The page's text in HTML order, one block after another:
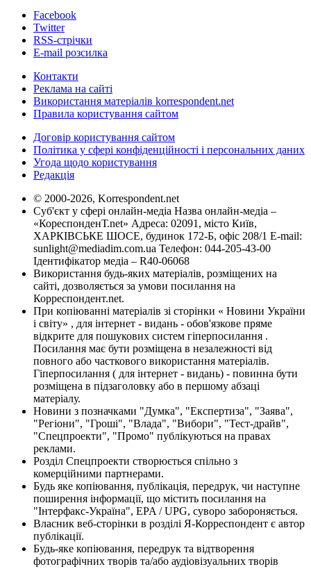
Facebook
Twitter
RSS-стрічки
E-mail розсилка
Контакти
Реклама на сайті
Використання матеріалів korrespondent.net
Правила користування сайтом
Договір користування сайтом
Політика у сфері конфіденційності і персональних даних
Угода щодо користування
Редакція
© 2000-2026, Korrespondent.net
Суб'єкт у сфері онлайн-медіа Назва онлайн-медіа –
«КореспонденТ.net» Адреса: 02091, місто Київ,
ХАРКІВСЬКЕ ШОСЕ, будинок 172-Б, офіс 208/1 E-mail:
sunlight@mediadim.com.ua Телефон: 044-205-43-00
Ідентифікатор медіа – R40-06068
Використання будь-яких матеріалів, розміщених на
сайті, дозволяється за умови посилання на
Корреспондент.net.
При копіюванні матеріалів зі сторінки « Новини України
і світу» , для інтернет - видань - обов'язкове пряме
відкрите для пошукових систем гіперпосилання .
Посилання має бути розміщена в незалежності від
повного або часткового використання матеріалів.
Гіперпосилання ( для інтернет - видань) - повинна бути
розміщена в підзаголовку або в першому абзаці
матеріалу.
Новини з позначками "Думка", "Експертиза", "Заява",
"Регіони", "Гроші", "Влада", "Вибори", "Тест-драйв",
"Спецпроекти", "Промо" публікуються на правах
реклами.
Розділ Спецпроекти створюється спільно з
комерційними партнерами.
Будь яке копіювання, публікація, передрук, чи наступне
поширення інформації, що містить посилання на
"Інтерфакс-Україна", EPA / UPG, суворо забороняється.
Власник веб-сторінки в розділі Я-Корреспондент є автор
публікації.
Будь-яке копіювання, передрук та відтворення
фотографічних творів та/або аудіовізуальних творів